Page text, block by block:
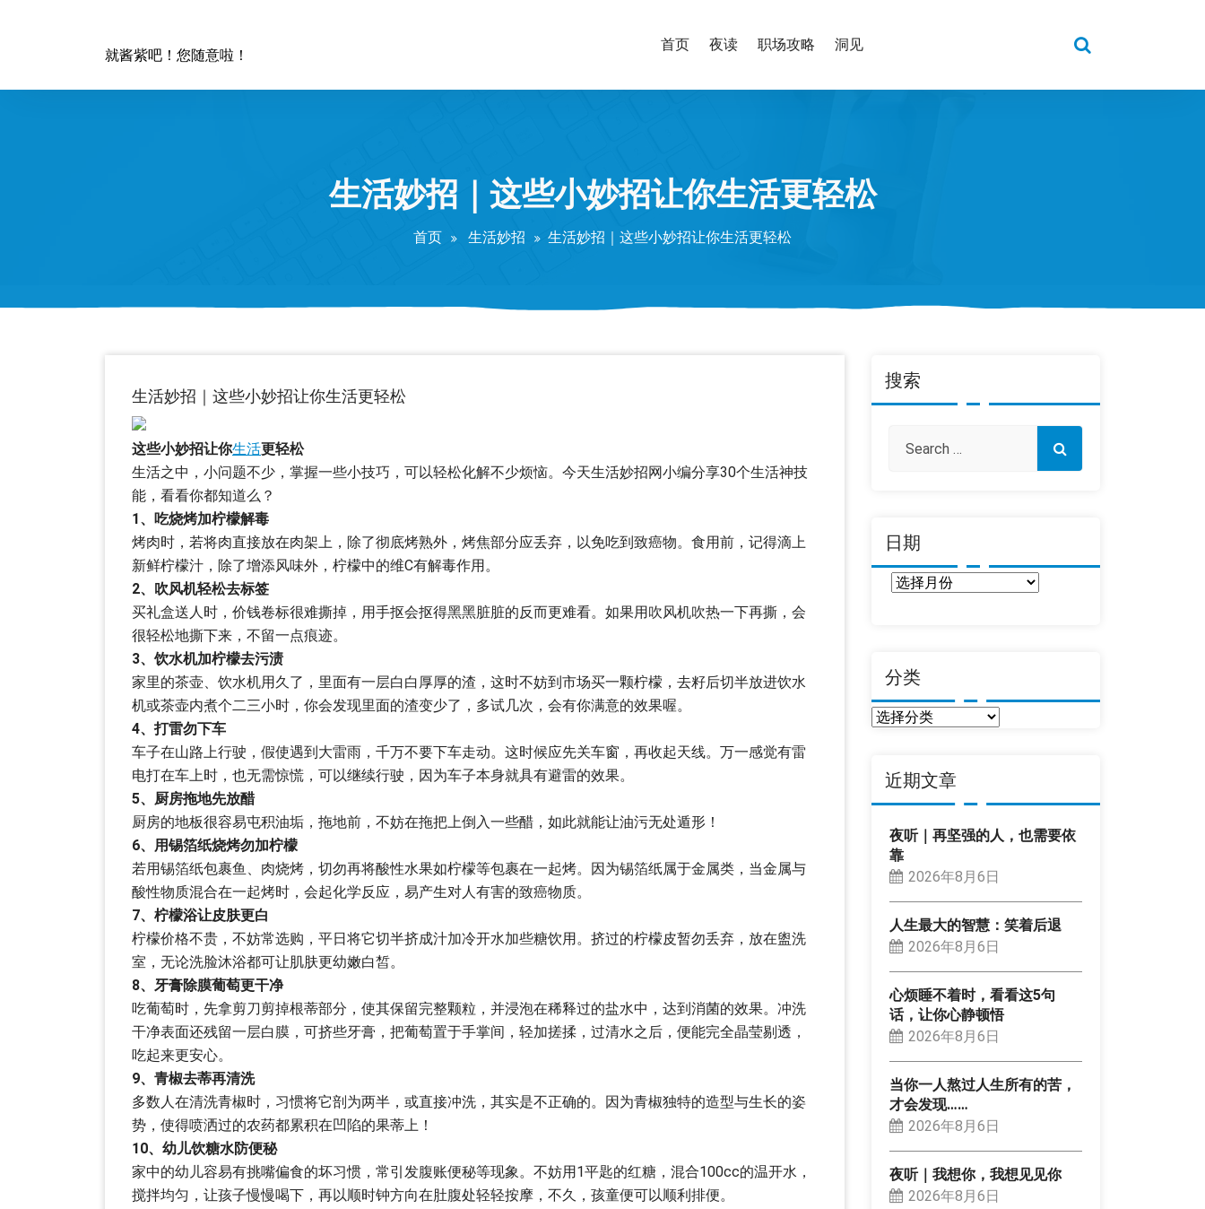
就酱紫吧！您随意啦！
首页 夜读 职场攻略 洞见
生活妙招｜这些小妙招让你生活更轻松
首页 生活妙招 生活妙招｜这些小妙招让你生活更轻松
生活妙招｜这些小妙招让你生活更轻松
这些小妙招让你生活更轻松
生活之中，小问题不少，掌握一些小技巧，可以轻松化解不少烦恼。今天生活妙招网小编分享30个生活神技
能，看看你都知道么？
1、吃烧烤加柠檬解毒
烤肉时，若将肉直接放在肉架上，除了彻底烤熟外，烤焦部分应丢弃，以免吃到致癌物。食用前，记得滴上
新鲜柠檬汁，除了增添风味外，柠檬中的维C有解毒作用。
2、吹风机轻松去标签
买礼盒送人时，价钱卷标很难撕掉，用手抠会抠得黑黑脏脏的反而更难看。如果用吹风机吹热一下再撕，会
很轻松地撕下来，不留一点痕迹。
3、饮水机加柠檬去污渍
家里的茶壶、饮水机用久了，里面有一层白白厚厚的渣，这时不妨到市场买一颗柠檬，去籽后切半放进饮水
机或茶壶内煮个二三小时，你会发现里面的渣变少了，多试几次，会有你满意的效果喔。
4、打雷勿下车
车子在山路上行驶，假使遇到大雷雨，千万不要下车走动。这时候应先关车窗，再收起天线。万一感觉有雷
电打在车上时，也无需惊慌，可以继续行驶，因为车子本身就具有避雷的效果。
5、厨房拖地先放醋
厨房的地板很容易屯积油垢，拖地前，不妨在拖把上倒入一些醋，如此就能让油污无处遁形！
6、用锡箔纸烧烤勿加柠檬
若用锡箔纸包裹鱼、肉烧烤，切勿再将酸性水果如柠檬等包裹在一起烤。因为锡箔纸属于金属类，当金属与
酸性物质混合在一起烤时，会起化学反应，易产生对人有害的致癌物质。
7、柠檬浴让皮肤更白
柠檬价格不贵，不妨常选购，平日将它切半挤成汁加冷开水加些糖饮用。挤过的柠檬皮暂勿丢弃，放在盥洗
室，无论洗脸沐浴都可让肌肤更幼嫩白皙。
8、牙膏除膜葡萄更干净
吃葡萄时，先拿剪刀剪掉根蒂部分，使其保留完整颗粒，并浸泡在稀释过的盐水中，达到消菌的效果。冲洗
干净表面还残留一层白膜，可挤些牙膏，把葡萄置于手掌间，轻加搓揉，过清水之后，便能完全晶莹剔透，
吃起来更安心。
9、青椒去蒂再清洗
多数人在清洗青椒时，习惯将它剖为两半，或直接冲洗，其实是不正确的。因为青椒独特的造型与生长的姿
势，使得喷洒过的农药都累积在凹陷的果蒂上！
10、幼儿饮糖水防便秘
家中的幼儿容易有挑嘴偏食的坏习惯，常引发腹账便秘等现象。不妨用1平匙的红糖，混合100cc的温开水，
搅拌均匀，让孩子慢慢喝下，再以顺时钟方向在肚腹处轻轻按摩，不久，孩童便可以顺利排便。
搜索
日期
分类
分
近期文章
夜听｜再坚强的人，也需要依
靠
2026年8月6日
人生最大的智慧：笑着后退
2026年8月6日
心烦睡不着时，看看这5句
话，让你心静顿悟
2026年8月6日
当你一人熬过人生所有的苦，
才会发现……
2026年8月6日
夜听｜我想你，我想见见你
2026年8月6日